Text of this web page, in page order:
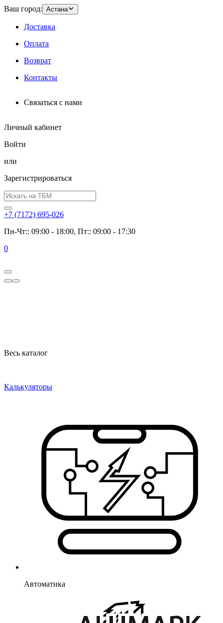
Ваш город: Астана
Доставка
Оплата
Возврат
Контакты
Связаться с нами
Личный кабинет
Войти
или
Зарегистрироваться
+7 (7172) 695-026
Пн-Чт:: 09:00 - 18:00, Пт:: 09:00 - 17:30
0
Весь каталог
Калькуляторы
Автоматика